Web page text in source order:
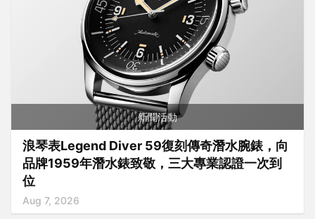
新聞活動
浪琴表Legend Diver 59復刻傳奇潛水腕錶，向
品牌1959年潛水錶致敬，三大專業認證一次到
位
Aug 7, 2026